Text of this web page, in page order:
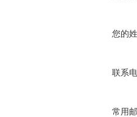
您的
联系
常用